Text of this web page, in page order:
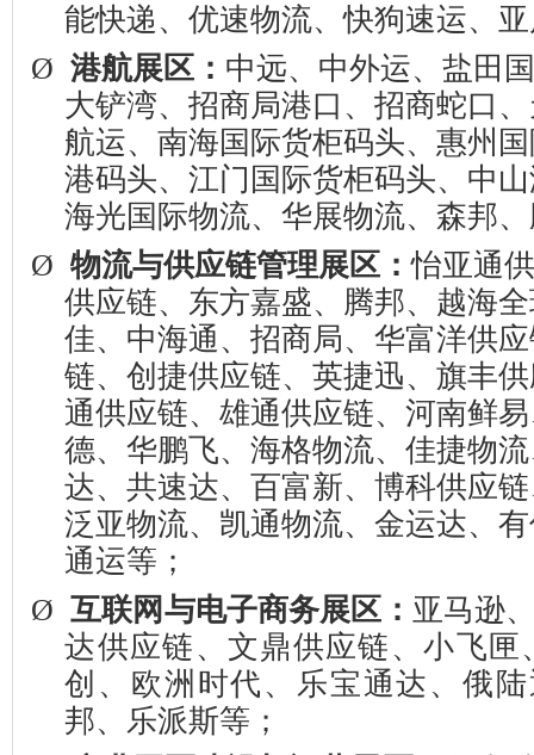
能快递、优速物流、快狗速运、
Ø 港航展区： 中远、中外运、盐田
大铲湾、招商局港口、招商蛇口
航运、南海国际货柜码头、惠州
港码头、江门国际货柜码头、中
海光国际物流、华展物流、森邦
Ø 物流与供应链管理展区：怡亚通
供应链、东方嘉盛、腾邦、越海
佳、中海通、招商局、华富洋供
链、创捷供应链、英捷迅、旗丰
通供应链、雄通供应链、河南鲜
德、华鹏飞、海格物流、佳捷物
达、共速达、百富新、博科供应
泛亚物流、凯通物流、金运达、
通运等；
Ø 互联网与电子商务展区： 亚马逊
达供应链、文鼎供应链、小飞
创、欧洲时代、乐宝通达、俄
邦、乐派斯等；